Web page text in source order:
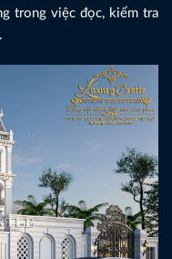
trong việc đọc, kiểm tra